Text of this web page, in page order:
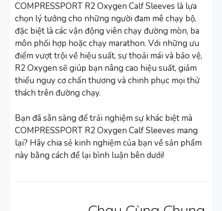
COMPRESSPORT R2 Oxygen Calf Sleeves là lựa
chọn lý tưởng cho những người đam mê chạy bộ,
đặc biệt là các vận động viên chạy đường mòn, ba
môn phối hợp hoặc chạy marathon. Với những ưu
điểm vượt trội về hiệu suất, sự thoải mái và bảo vệ,
R2 Oxygen sẽ giúp bạn nâng cao hiệu suất, giảm
thiểu nguy cơ chấn thương và chinh phục mọi thử
thách trên đường chạy.
Bạn đã sẵn sàng để trải nghiệm sự khác biệt mà
COMPRESSPORT R2 Oxygen Calf Sleeves mang
lại? Hãy chia sẻ kinh nghiệm của bạn về sản phẩm
này bằng cách để lại bình luận bên dưới!